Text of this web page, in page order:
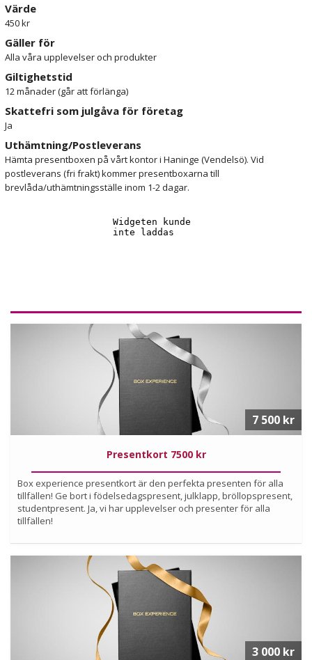
alla. Självklart förpackar vi presentkortet i samma vackra och
exklusiva box som alla våra upplevelser, vilket gör gåvan än mer
uppskattad!
Värde
450 kr
Gäller för
Alla våra upplevelser och produkter
Giltighetstid
12 månader (går att förlänga)
Skattefri som julgåva för företag
Ja
Uthämtning/Postleverans
Hämta presentboxen på vårt kontor i Haninge (Vendelsö). Vid
postleverans (fri frakt) kommer presentboxarna till
brevlåda/uthämtningsställe inom 1-2 dagar.
Presentkort 7500 kr
Box experience presentkort är den perfekta presenten för alla
tillfällen! Ge bort i födelsedagspresent, julklapp, bröllopspresent,
studentpresent. Ja, vi har upplevelser och presenter för alla
tillfällen!
7 500 kr
Köp
Läs mer om upplevelsen
3 000 kr